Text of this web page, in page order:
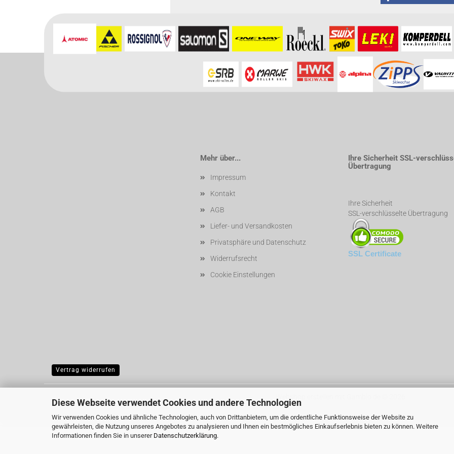
Diese Webseite verwendet Cookies und andere Technologien
Wir verwenden Cookies und ähnliche Technologien, auch von Drittanbietern, um die ordentliche Funktionsweise der Website zu
gewährleisten, die Nutzung unseres Angebotes zu analysieren und Ihnen ein bestmögliches Einkaufserlebnis bieten zu können. Weitere
Informationen finden Sie in unserer Datenschutzerklärung.
Für weitere Informationen besuchen Sie bitte dieHomepagezu diesem Artikel.
Mehr über...
Impressum
Kontakt
AGB
Liefer- und Versandkosten
Privatsphäre und Datenschutz
Widerrufsrecht
Cookie Einstellungen
Ihre Sicherheit SSL-
Übertragung
Ihre Sicherheit
SSL-verschlüsselte Übertragung
SSL Certificate
Vertrag widerrufen